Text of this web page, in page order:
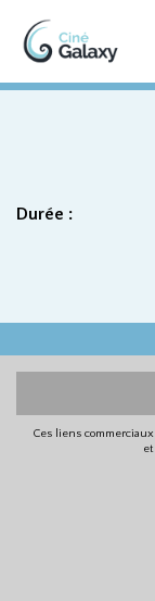
Durée :
Ces liens